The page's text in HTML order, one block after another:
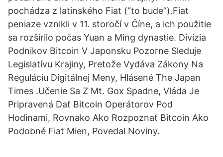
pochádza z latinského Fiat (“to bude”).Fiat
peniaze vznikli v 11. storočí v Číne, a ich použitie
sa rozšírilo počas Yuan a Ming dynastie. Divízia
Podnikov Bitcoin V Japonsku Pozorne Sleduje
Legislatívu Krajiny, Pretože Vydáva Zákony Na
Reguláciu Digitálnej Meny, Hlásené The Japan
Times .Učenie Sa Z Mt. Gox Spadne, Vláda Je
Pripravená Dať Bitcoin Operátorov Pod
Hodinami, Rovnako Ako Rozpoznať Bitcoin Ako
Podobné Fiat Mien, Povedal Noviny.